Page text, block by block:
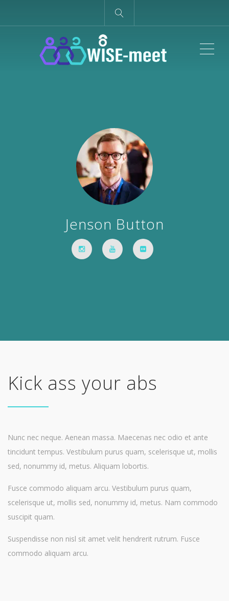
Jenson Button
Kick ass your abs
Nunc nec neque. Aenean massa. Maecenas nec odio et ante
tincidunt tempus. Vestibulum purus quam, scelerisque ut, mollis
sed, nonummy id, metus. Aliquam lobortis.
Fusce commodo aliquam arcu. Vestibulum purus quam,
scelerisque ut, mollis sed, nonummy id, metus. Nam commodo
suscipit quam.
Suspendisse non nisl sit amet velit hendrerit rutrum. Fusce
commodo aliquam arcu.